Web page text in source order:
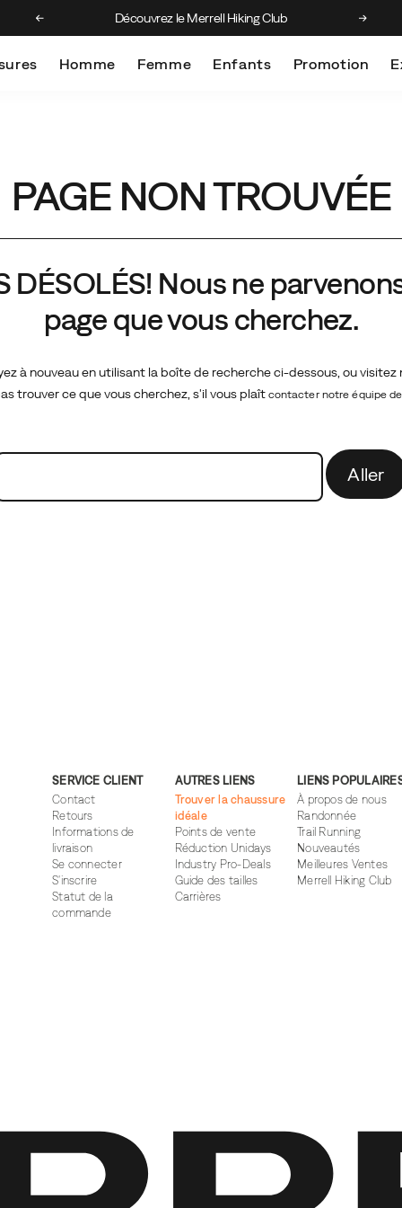
Découvrez le Merrell Hiking Club
Homme Femme Enfants Promotion
PAGE NON TROUVÉE
DÉSOLÉS! Nous ne
page que vous cherchez.
à nouveau en utilisant la boîte de recherche ci-dessous, ou
trouver ce que vous cherchez, s'il vous plaît contacter notre équipe
Aller
SERVICE CLIENT
Contact
Retours
Informations de
livraison
Se connecter
S'inscrire
Statut de la
commande
AUTRES LIENS
Trouver la chaussure
idéale
Points de vente
Réduction Unidays
Industry Pro-Deals
Guide des tailles
Carrières
LIENS
À propos de nous
Randonnée
Trail Running
Nouveautés
Meilleures Ventes
Merrell Hiking Club